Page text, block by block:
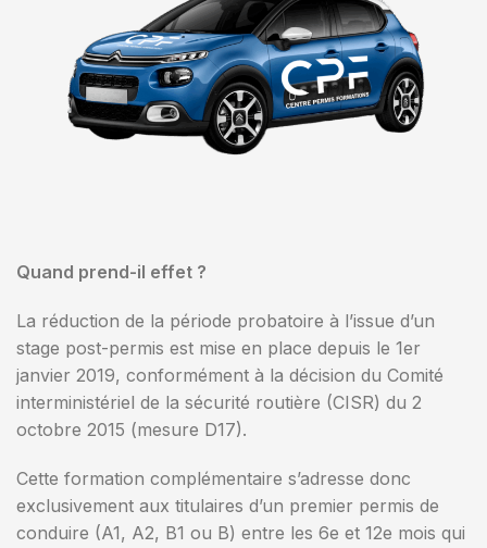
Quand prend-il effet ?
La réduction de la période probatoire à l’issue d’un
stage post-permis est mise en place depuis le 1er
janvier 2019, conformément à la décision du Comité
interministériel de la sécurité routière (CISR) du 2
octobre 2015 (mesure D17).
Cette formation complémentaire s’adresse donc
exclusivement aux titulaires d’un premier permis de
conduire (A1, A2, B1 ou B) entre les 6e et 12e mois qui